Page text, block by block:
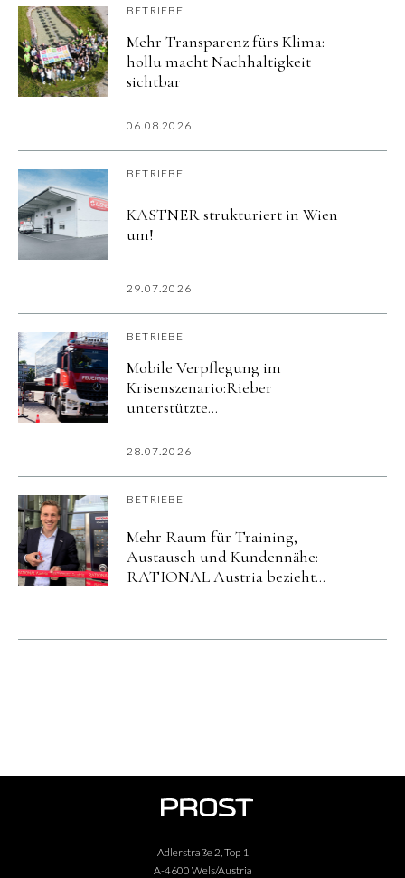
BETRIEBE
Mehr Transparenz fürs Klima:
hollu macht Nachhaltigkeit
sichtbar
06.08.2026
BETRIEBE
KASTNER strukturiert in Wien
um!
29.07.2026
BETRIEBE
Mobile Verpflegung im
Krisenszenario:Rieber
unterstützte
imurbanharbor Ludwigsburg
28.07.2026
BETRIEBE
Mehr Raum für Training,
Austausch und Kundennähe:
RATIONAL Austria bezieht
Adlerstraße 2, Top 1
A-4600 Wels/Austria